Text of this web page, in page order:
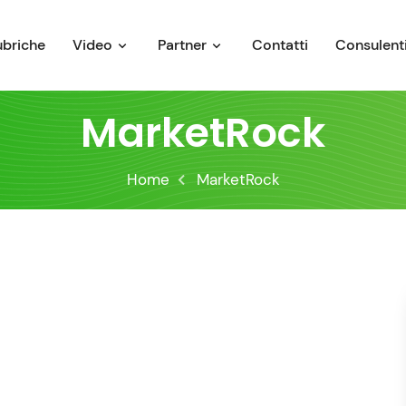
Video Partner Contatti
MarketRock
Home MarketRock